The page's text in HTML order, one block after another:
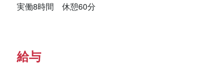
実働8時間　休憩60分
給与